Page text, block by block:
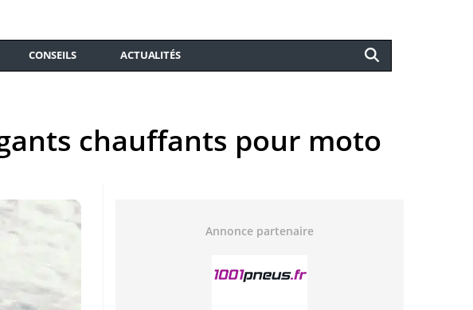
CONSEILS ACTUALITÉS
chauffants pour moto
Annonce partenaire